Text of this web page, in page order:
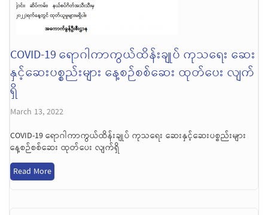
COVID-19 ရောဂါကာကွယ်ထိန်းချုပ် ကုသရေး ဆေး
နှင့်ဆေးပစ္စည်းများ နေ့စဉ်စစ်ဆေး ထုတ်ပေး လျက်
ရှိ
March 13, 2022
COVID-19 ရောဂါကာကွယ်ထိန်းချုပ် ကုသရေး ဆေးနှင့်ဆေးပစ္စည်းများ
နေ့စဉ်စစ်ဆေး ထုတ်ပေး လျက်ရှိ
Read More